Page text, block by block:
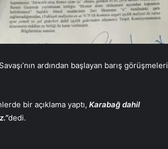
ardından başlayan barış görüşmeleri
bir açıklama yaptı, Karabağ dahil
dedi.